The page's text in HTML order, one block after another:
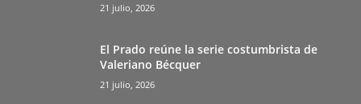
21 julio, 2026
El Prado reúne la serie costumbrista de
Valeriano Bécquer
21 julio, 2026